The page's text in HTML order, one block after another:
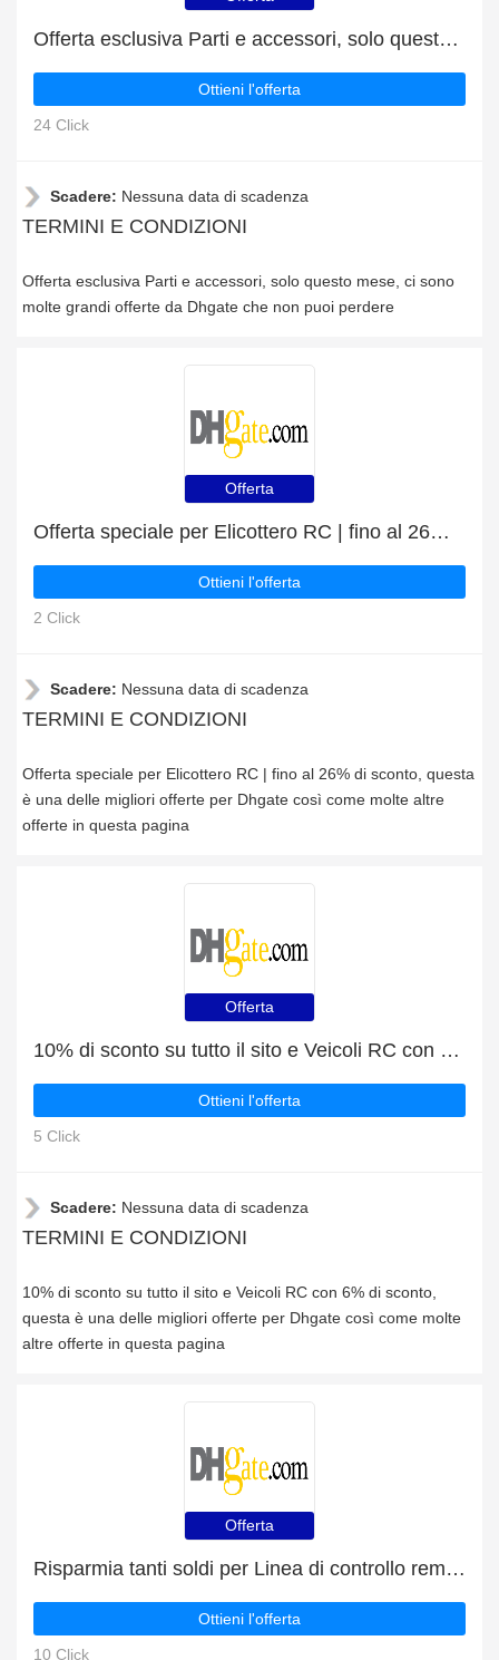
Offerta esclusiva Parti e accessori, solo questo mese
Ottieni l'offerta
24 Click
Scadere: Nessuna data di scadenza
TERMINI E CONDIZIONI
Offerta esclusiva Parti e accessori, solo questo mese, ci sono
molte grandi offerte da Dhgate che non puoi perdere
Offerta
Offerta speciale per Elicottero RC | fino al 26% di sconto
Ottieni l'offerta
2 Click
Scadere: Nessuna data di scadenza
TERMINI E CONDIZIONI
Offerta speciale per Elicottero RC | fino al 26% di sconto, questa
è una delle migliori offerte per Dhgate così come molte altre
offerte in questa pagina
Offerta
10% di sconto su tutto il sito e Veicoli RC con 6% di sconto
Ottieni l'offerta
5 Click
Scadere: Nessuna data di scadenza
TERMINI E CONDIZIONI
10% di sconto su tutto il sito e Veicoli RC con 6% di sconto,
questa è una delle migliori offerte per Dhgate così come molte
altre offerte in questa pagina
Offerta
Risparmia tanti soldi per Linea di controllo remoto con le offerte quotidiane
Ottieni l'offerta
10 Click